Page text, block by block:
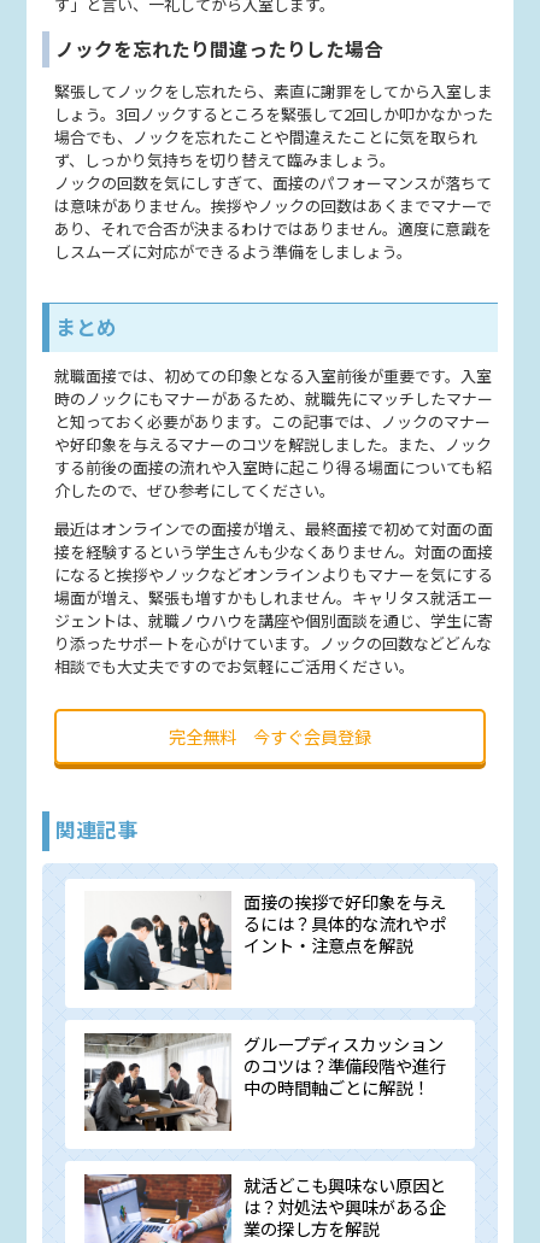
ノックを忘れたり間違ったりした場合
緊張してノックをし忘れたら、素直に謝罪をしてから入室しま
しょう。3回ノックするところを緊張して2回しか叩かなかった
場合でも、ノックを忘れたことや間違えたことに気を取られ
ず、しっかり気持ちを切り替えて臨みましょう。
ノックの回数を気にしすぎて、面接のパフォーマンスが落ちて
は意味がありません。挨拶やノックの回数はあくまでマナーで
あり、それで合否が決まるわけではありません。適度に意識を
しスムーズに対応ができるよう準備をしましょう。
まとめ
就職面接では、初めての印象となる入室前後が重要です。入室
時のノックにもマナーがあるため、就職先にマッチしたマナー
と知っておく必要があります。この記事では、ノックのマナー
や好印象を与えるマナーのコツを解説しました。また、ノック
する前後の面接の流れや入室時に起こり得る場面についても紹
介したので、ぜひ参考にしてください。
最近はオンラインでの面接が増え、最終面接で初めて対面の面
接を経験するという学生さんも少なくありません。対面の面接
になると挨拶やノックなどオンラインよりもマナーを気にする
場面が増え、緊張も増すかもしれません。キャリタス就活エー
ジェントは、就職ノウハウを講座や個別面談を通じ、学生に寄
り添ったサポートを心がけています。ノックの回数などどんな
相談でも大丈夫ですのでお気軽にご活用ください。
完全無料 今すぐ会員登録
関連記事
面接の挨拶で好印象を与え
るには？具体的な流れやポ
イント・注意点を解説
グループディスカッション
のコツは？準備段階や進行
中の時間軸ごとに解説！
就活どこも興味ない原因と
は？対処法や興味がある企
業の探し方を解説